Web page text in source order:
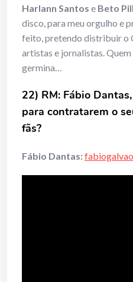
Harlann Santos e Beto
disco, para meu orgulho e
feito, pretendo distribuir o
artistas e jornalistas. Quem
germina…
22) RM: Fábio
para contratarem o
fãs?
Fábio Dantas: